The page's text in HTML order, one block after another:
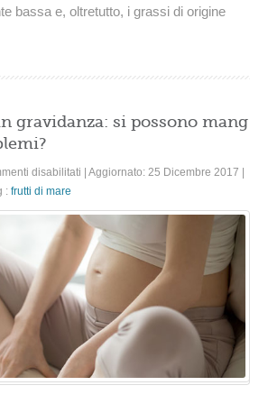
bassa e, oltretutto, i grassi di origine
gravidanza: si possono mang
disabilitati su
di
mare
in
gravidanza:
si
possono
mangiare
senza
problemi?
| Aggiornato: 25 Dicembre 2017 |
: frutti di mare